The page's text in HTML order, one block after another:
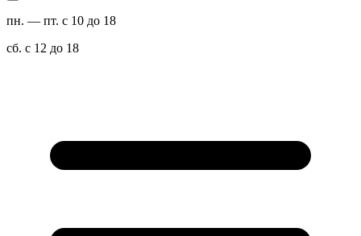
пн. — пт. с 10 до 18
сб. с 12 до 18